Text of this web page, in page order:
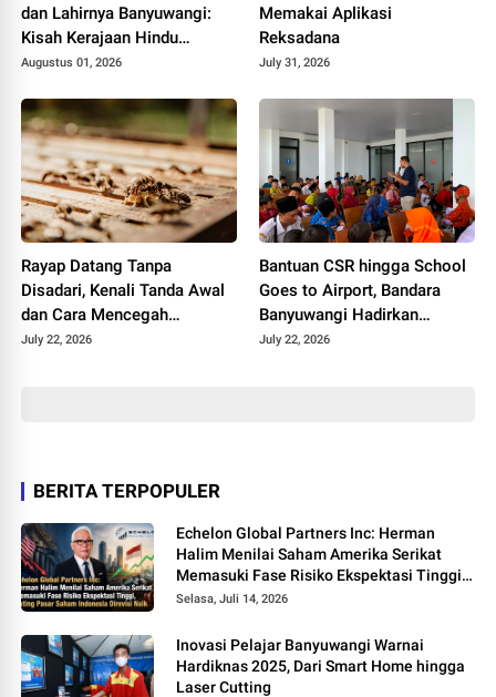
dan Lahirnya Banyuwangi:
Kisah Kerajaan Hindu
Terakhir di Tanah Jawa
Augustus 01, 2026
Memakai Aplikasi
Reksadana
July 31, 2026
Rayap Datang Tanpa
Disadari, Kenali Tanda Awal
dan Cara Mencegah
Kerusakan Sebelum
July 22, 2026
Bantuan CSR hingga School
Goes to Airport, Bandara
Banyuwangi Hadirkan
Keceriaan Hari Anak
July 22, 2026
BERITA TERPOPULER
Echelon Global Partners Inc: Herman
Halim Menilai Saham Amerika Serikat
Memasuki Fase Risiko Ekspektasi Tinggi,
Rating Pasar Saham Indonesia Direvisi
Selasa, Juli 14, 2026
Inovasi Pelajar Banyuwangi Warnai
Hardiknas 2025, Dari Smart Home hingga
Laser Cutting